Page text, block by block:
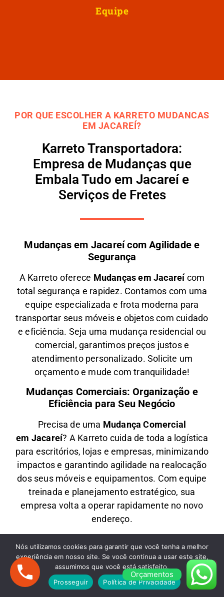
Equipe
POR QUE ESCOLHER A KARRETO MUDANCAS
EM JACAREÍ?
Karreto Transportadora:
Empresa de Mudanças que
Embala Tudo em Jacareí e
Serviços de Fretes
Mudanças em Jacareí com Agilidade e
Segurança
A Karreto oferece Mudanças em Jacareí com
total segurança e rapidez. Contamos com uma
equipe especializada e frota moderna para
transportar seus móveis e objetos comcuidado
e eficiência. Seja uma mudança residencial ou
comercial , garantimos preços justos e
atendimento personalizado. Solicite um
orçamento e mude com tranquilidade!
Mudanças Comerciais: Organização e
Eficiência para Seu Negócio
Precisa de uma Mudança Comercial
em Jacareí? A Karreto cuida de toda a logística
para escritórios, lojas e empresas, minimizando
impactos e garantindo agilidade na realocação
dos seus móveis e equipamentos. Com equipe
treinada e planejamento estratégico, sua
empresa volta a operar rapidamente no novo
endereço.
Econômico
OferecemosFretes em Jacareípara quem
precisa transportarmóveis, eletrodomésticos,
Orçamentos
Nós utilizamos cookies para garantir que você tenha a melhor
experiência em nosso site. Se você continua a usar este site,
assumimos que você está satisfeito.
Prosseguir
Política de Privacidade